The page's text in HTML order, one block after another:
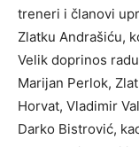
treneri i članovi
Zlatku Andrašiću,
Velik doprinos
Marijan Perlok,
Horvat, Vladimir
Darko Bistrović,